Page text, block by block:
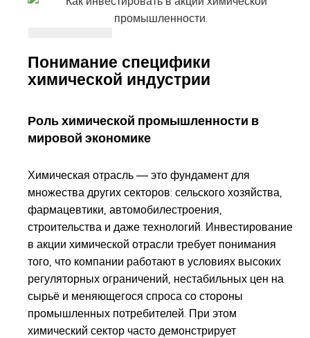
Понимание специфики
химической индустрии
Роль химической промышленности в
мировой экономике
Химическая отрасль — это фундамент для
множества других секторов: сельского хозяйства,
фармацевтики, автомобилестроения,
строительства и даже технологий. Инвестирование
в акции химической отрасли требует понимания
того, что компании работают в условиях высоких
регуляторных ограничений, нестабильных цен на
сырьё и меняющегося спроса со стороны
промышленных потребителей. При этом
химический сектор часто демонстрирует